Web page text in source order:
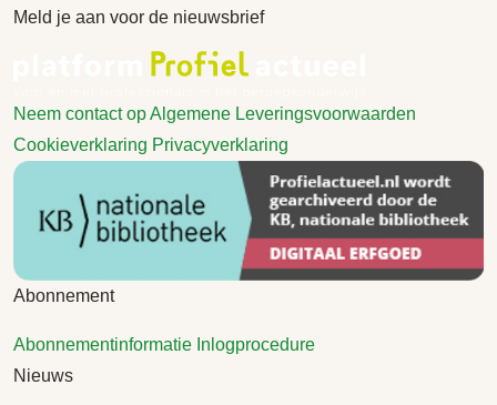
Meld je aan voor de nieuwsbrief
Neem contact opAlgemene Leveringsvoorwaarden
Cookieverklaring Privacyverklaring
Abonnement
Abonnementinformatie Inlogprocedure
Nieuws